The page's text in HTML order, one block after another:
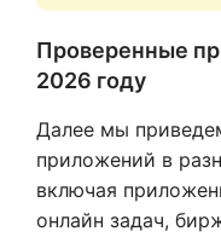
Проверенные
2026 году
Далее мы
приложений в
включая
онлайн задач,